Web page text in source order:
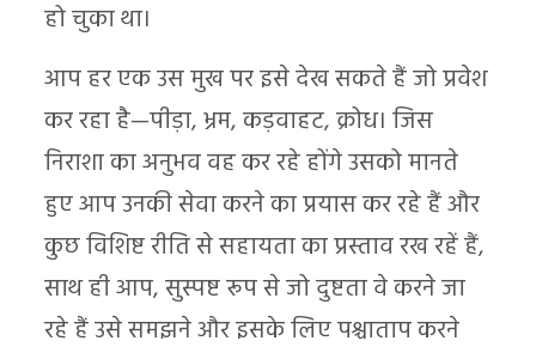
हो चुका था।
आप हर एक उस मुख पर इसे देख सकते हैं जो प्रवेश
कर रहा है—पीड़ा, भ्रम, कड़वाहट, क्रोध। जिस
निराशा का अनुभव वह कर रहे होंगे उसको मानते
हुए आप उनकी सेवा करने का प्रयास कर रहे हैं और
कुछ विशिष्ट रीति से सहायता का प्रस्ताव रख रहें हैं,
साथ ही आप, सुस्पष्ट रूप से जो दुष्टता वे करने जा
रहे हैं उसे समझने और इसके लिए पश्चाताप करने